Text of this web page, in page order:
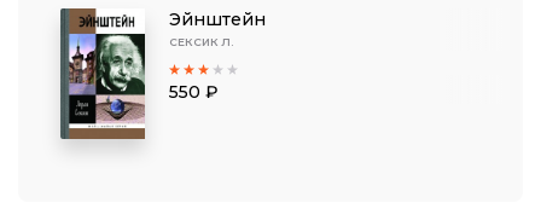
Эйнштейн
СЕКСИК Л.
550 ₽